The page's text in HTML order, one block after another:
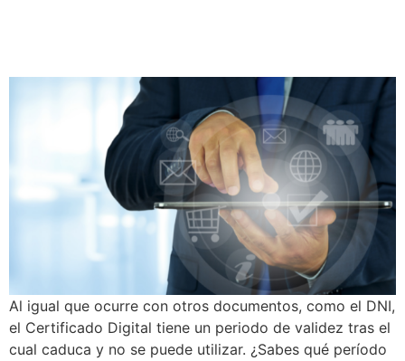
Al igual que ocurre con otros documentos, como el DNI,
el Certificado Digital tiene un periodo de validez tras el
cual caduca y no se puede utilizar. ¿Sabes qué período